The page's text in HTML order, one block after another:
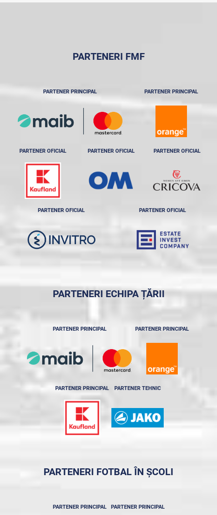
PARTENERI FMF
PARTENER PRINCIPAL PARTENER PRINCIPAL
PARTENER OFICIAL PARTENER OFICIAL PARTENER OFICIAL
PARTENER OFICIAL PARTENER OFICIAL
PARTENERI ECHIPA ȚĂRII
PARTENER PRINCIPAL PARTENER PRINCIPAL
PARTENER PRINCIPAL PARTENER TEHNIC
PARTENERI FOTBAL ÎN ȘCOLI
PARTENER PRINCIPAL PARTENER PRINCIPAL